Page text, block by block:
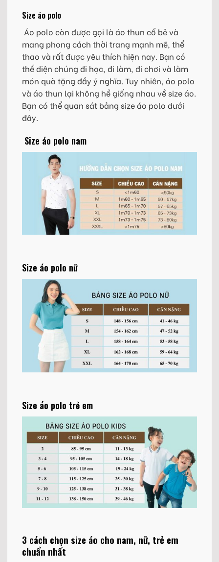
Size áo polo
Áo polo còn được gọi là áo thun cổ bẻ và
mang phong cách thời trang mạnh mẽ, thể
thao và rất được yêu thích hiện nay. Bạn có
thể diện chúng đi học, đi làm, đi chơi và làm
món quà tặng đầy ý nghĩa. Tuy nhiên, áo polo
và áo thun lại không hề giống nhau về size áo.
Bạn có thể quan sát bảng size áo polo dưới
đây.
Size áo polo nam
Size áo polo nữ
Size áo polo trẻ em
3 cách chọn size áo cho nam, nữ, trẻ em
chuẩn nhất